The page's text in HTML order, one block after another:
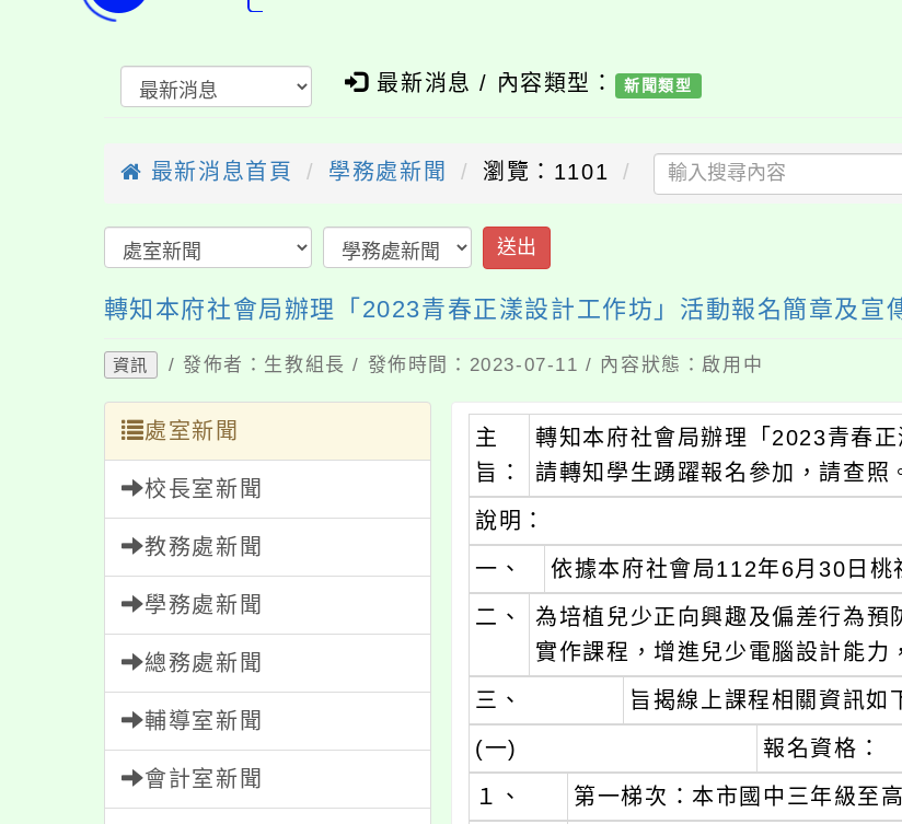
最新消息 / 內容類型： 新聞類型
最新消息首頁 學務處新聞 瀏覽：1101
送出
轉知本府社會局辦理「2023青春正漾設計工作坊」活動報名簡章及宣
資訊 / 發佈者：生教組長 / 發佈時間：2023-07-11 / 內容狀態：啟用中
處室新聞
校長室新聞
教務處新聞
學務處新聞
總務處新聞
輔導室新聞
會計室新聞
主
旨：
轉知本府社會局辦理「2023青春
請轉知學生踴躍報名參加，請查照
說明：
一、
依據本府社會局112年6月30日
二、
為培植兒少正向興趣及偏差行為預
實作課程，增進兒少電腦設計能力
三、
旨揭線上課程相關資訊如
(一)
報名資格：
１、
第一梯次：本市國中三年級至